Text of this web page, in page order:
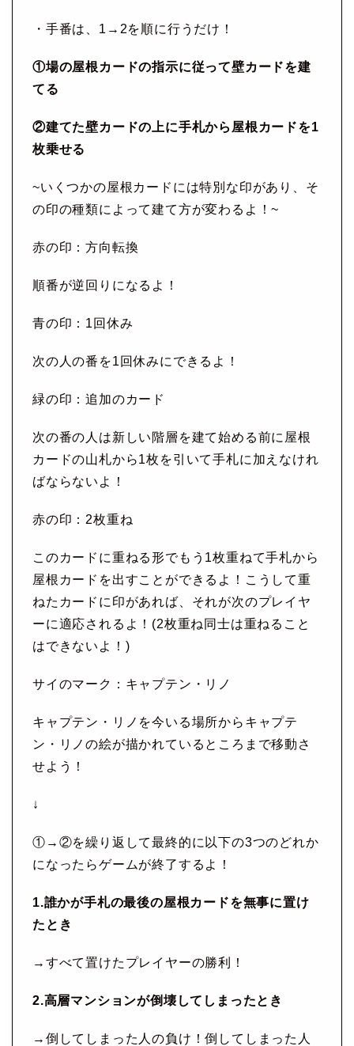
・手番は、1→2を順に行うだけ！
①場の屋根カードの指示に従って壁カードを建
てる
②建てた壁カードの上に手札から屋根カードを1
枚乗せる
~いくつかの屋根カードには特別な印があり、そ
の印の種類によって建て方が変わるよ！~
赤の印：方向転換
順番が逆回りになるよ！
青の印：1回休み
次の人の番を1回休みにできるよ！
緑の印：追加のカード
次の番の人は新しい階層を建て始める前に屋根
カードの山札から1枚を引いて手札に加えなけれ
ばならないよ！
赤の印：2枚重ね
このカードに重ねる形でもう1枚重ねて手札から
屋根カードを出すことができるよ！こうして重
ねたカードに印があれば、それが次のプレイヤ
ーに適応されるよ！(2枚重ね同士は重ねること
はできないよ！)
サイのマーク：キャプテン・リノ
キャプテン・リノを今いる場所からキャプテ
ン・リノの絵が描かれているところまで移動さ
せよう！
↓
①→②を繰り返して最終的に以下の3つのどれか
になったらゲームが終了するよ！
1.誰かが手札の最後の屋根カードを無事に置け
たとき
→すべて置けたプレイヤーの勝利！
2.高層マンションが倒壊してしまったとき
→倒してしまった人の負け！倒してしまった人